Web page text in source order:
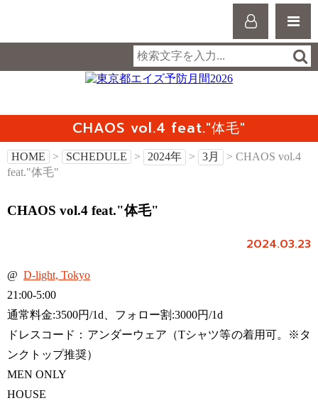
CHAOS vol.4 feat."体毛"
HOME > SCHEDULE > 2024年 > 3月
> CHAOS vol.4
feat."体毛"
CHAOS vol.4 feat."体毛"
2024.03.23
@ D-light, Tokyo
21:00-5:00
通常料金:3500円/1d、フォロー割:3000円/1d
ドレスコード：アンダーウェア（Tシャツ等の着用可。※タ
ンクトップ推奨）
MEN ONLY
HOUSE